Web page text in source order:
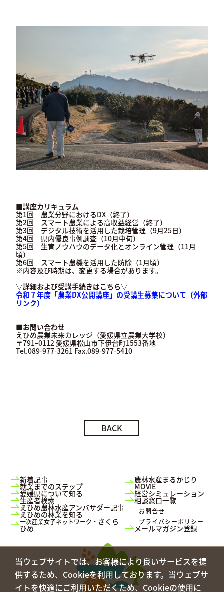
■講座カリキュラム
第1回 農業分野におけるDX（終了）
第2回 スマート農業による高収益経営（終了）
第3回 デジタル技術を活用した栽培管理（9月25日）
第4回 県内優良事例調査（10月中旬）
第5回 生育ノウハウのデータ化とオンライン管理（11月
頃）
第6回 スマート農機を活用した防除（1月頃）
※内容及び時期は、変更する場合があります。
▽詳細および受講手続きはこちら▽
令和７年度「農業DX公開講座」の受講生募集について（外部
リンク）
■お問い合わせ
えひめ農業未来カレッジ（愛媛県立農業大学校）
〒791ｰ0112 愛媛県松山市下伊台町1553番地
Tel.089-977-3261 Fax.089-977-5410
BACK
新着記事
就業までのステップ
愛媛県について知る
生産者検索
えひめ農林水産アンバサダー記事
えひめの林業を知る
一次産業女子ネットワーク・ さくら
ひめ
農林水産まるかじり
MOVIE
経営シミュレーション
相談窓口一覧
お問合せ
プライバシーポリシー
メールマガジン登録
当ウェブサイトでは、お客様により良いサービスを提
供するため、Cookieを利用しております。当ウェブサ
イトを快適にご利用いただくため、Cookieの使用に